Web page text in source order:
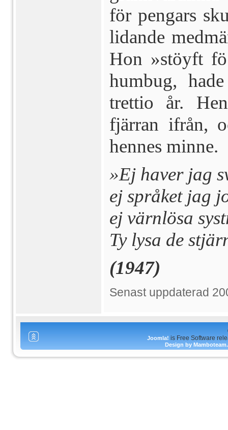
för pengars
lidande
Hon »stöyft
humbug,
trettio år.
fjärran ifrån,
hennes minne.
»Ej haver jag
ej språket jag
ej värnlösa
Ty lysa de
(1947)
Senast uppdaterad
Joomla! is Free Software
Design by